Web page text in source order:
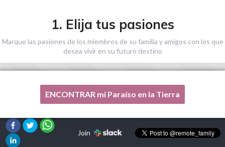
1. Elija tus pasiones
Marque las pasiones de los miembros de su familia y amigos con los que
desea vivir en su futuro destino
Una de mis pasiones no está en esta lista, por favor,
ENCONTRAR mi Paraíso en la Tierra
Join